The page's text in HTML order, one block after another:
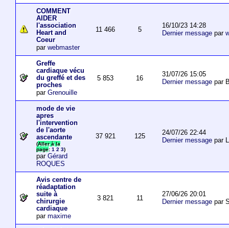
COMMENT
AIDER
l'association
Heart and
Coeur
par webmaster
11 466 5
16/10/23 14:28
Dernier messagepar
Greffe
cardiaque vécu
du greffé et des
proches
par Grenouille
5 853 16
31/07/26 15:05
Dernier messagepar
mode de vie
apres
l'intervention
de l'aorte
ascendante
(Aller à la
page: 1 2 3)
par Gérard
ROQUES
37 921 125
24/07/26 22:44
Dernier messagepar
Avis centre de
réadaptation
suite à
chirurgie
cardiaque
par maxime
3 821 11
27/06/26 20:01
Dernier messagepar